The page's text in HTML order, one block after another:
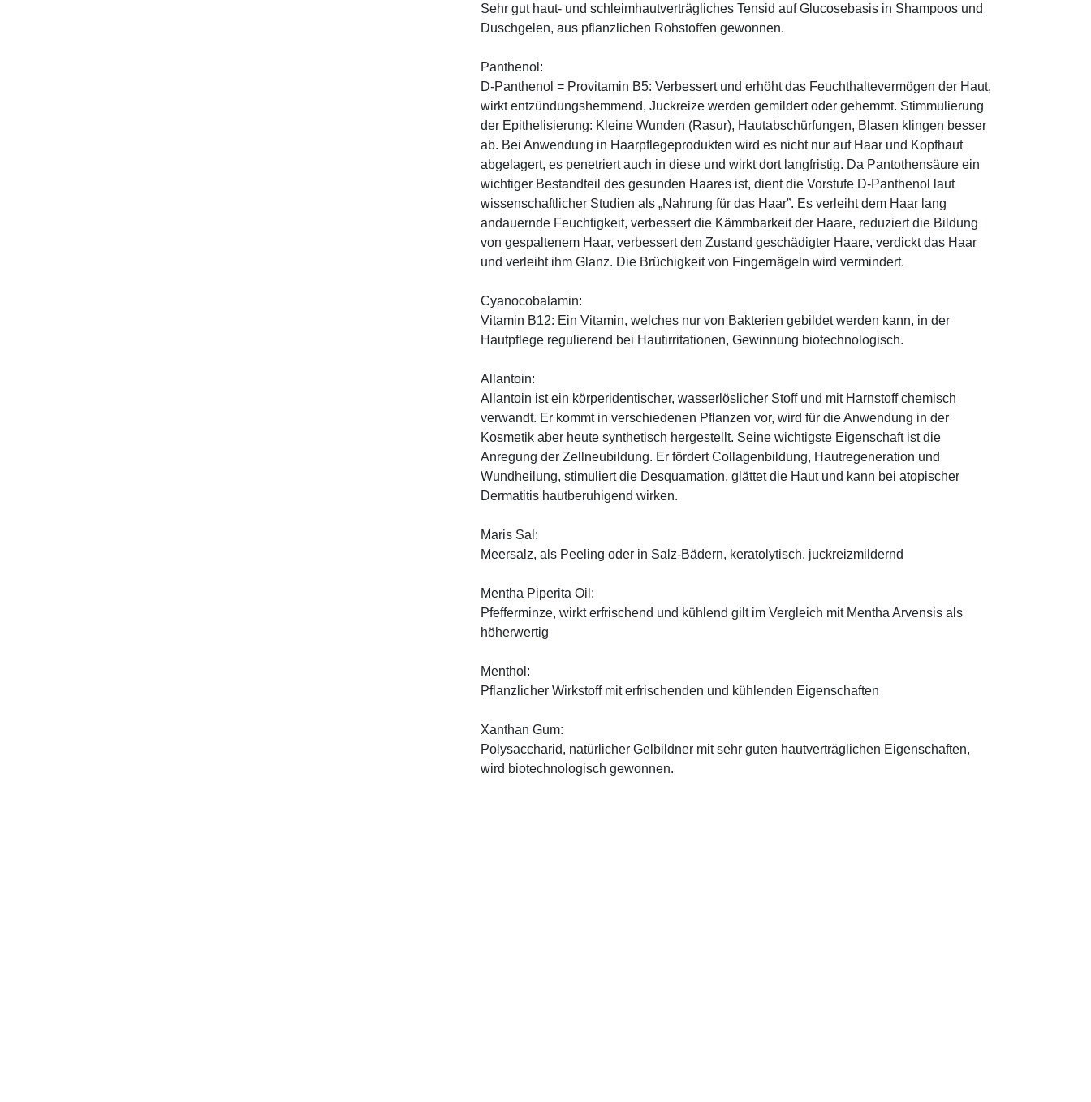
Sehr gut haut- und schleimhautverträgliches Tensid auf Glucosebasis in Shampoos und
Duschgelen, aus pflanzlichen Rohstoffen gewonnen.
Panthenol:
D-Panthenol = Provitamin B5: Verbessert und erhöht das Feuchthaltevermögen der Haut,
wirkt entzündungshemmend, Juckreize werden gemildert oder gehemmt. Stimmulierung
der Epithelisierung: Kleine Wunden (Rasur), Hautabschürfungen, Blasen klingen besser
ab. Bei Anwendung in Haarpflegeprodukten wird es nicht nur auf Haar und Kopfhaut
abgelagert, es penetriert auch in diese und wirkt dort langfristig. Da Pantothensäure ein
wichtiger Bestandteil des gesunden Haares ist, dient die Vorstufe D-Panthenol laut
wissenschaftlicher Studien als „Nahrung für das Haar”. Es verleiht dem Haar lang
andauernde Feuchtigkeit, verbessert die Kämmbarkeit der Haare, reduziert die Bildung
von gespaltenem Haar, verbessert den Zustand geschädigter Haare, verdickt das Haar
und verleiht ihm Glanz. Die Brüchigkeit von Fingernägeln wird vermindert.
Cyanocobalamin:
Vitamin B12: Ein Vitamin, welches nur von Bakterien gebildet werden kann, in der
Hautpflege regulierend bei Hautirritationen, Gewinnung biotechnologisch.
Allantoin:
Allantoin ist ein körperidentischer, wasserlöslicher Stoff und mit Harnstoff chemisch
verwandt. Er kommt in verschiedenen Pflanzen vor, wird für die Anwendung in der
Kosmetik aber heute synthetisch hergestellt. Seine wichtigste Eigenschaft ist die
Anregung der Zellneubildung. Er fördert Collagenbildung, Hautregeneration und
Wundheilung, stimuliert die Desquamation, glättet die Haut und kann bei atopischer
Dermatitis hautberuhigend wirken.
Maris Sal:
Meersalz, als Peeling oder in Salz-Bädern, keratolytisch, juckreizmildernd
Mentha Piperita Oil:
Pfefferminze, wirkt erfrischend und kühlend gilt im Vergleich mit Mentha Arvensis als
höherwertig
Menthol:
Pflanzlicher Wirkstoff mit erfrischenden und kühlenden Eigenschaften
Xanthan Gum:
Polysaccharid, natürlicher Gelbildner mit sehr guten hautverträglichen Eigenschaften,
wird biotechnologisch gewonnen.